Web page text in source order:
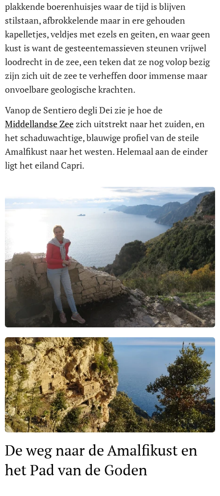
plakkende boerenhuisjes waar de tijd is blijven
stilstaan, afbrokkelende maar in ere gehouden
kapelletjes, veldjes met ezels en geiten, en waar geen
kust is want de gesteentemassieven steunen vrijwel
loodrecht in de zee, een teken dat ze nog volop bezig
zijn zich uit de zee te verheffen door immense maar
onvoelbare geologische krachten.
Vanop de Sentiero degli Dei zie je hoe de
Middellandse Zeezich uitstrekt naar het zuiden, en
het schaduwachtige, blauwige profiel van de steile
Amalfikust naar het westen. Helemaal aan de einder
ligt het eiland Capri.
De weg naar de Amalfikust en
het Pad van de Goden